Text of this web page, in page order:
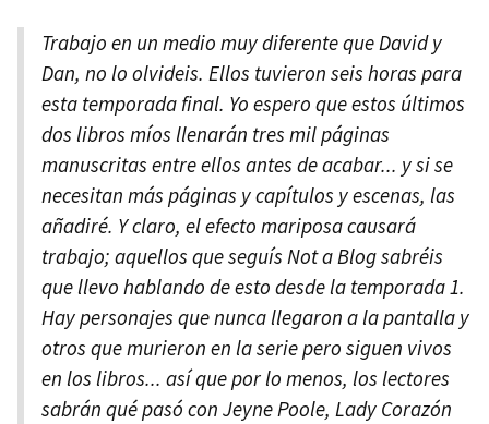
Trabajo en un medio muy diferente que David y
Dan, no lo olvideis. Ellos tuvieron seis horas para
esta temporada final. Yo espero que estos últimos
dos libros míos llenarán tres mil páginas
manuscritas entre ellos antes de acabar... y si se
necesitan más páginas y capítulos y escenas, las
añadiré. Y claro, el efecto mariposa causará
trabajo; aquellos que seguís Not a Blog sabréis
que llevo hablando de esto desde la temporada 1.
Hay personajes que nunca llegaron a la pantalla y
otros que murieron en la serie pero siguen vivos
en los libros... así que por lo menos, los lectores
sabrán qué pasó con Jeyne Poole, Lady Corazón